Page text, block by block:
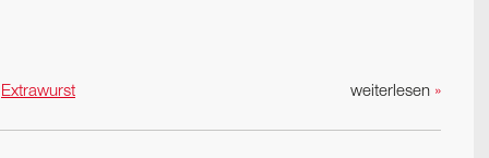
weiterlesen »
Extrawurst